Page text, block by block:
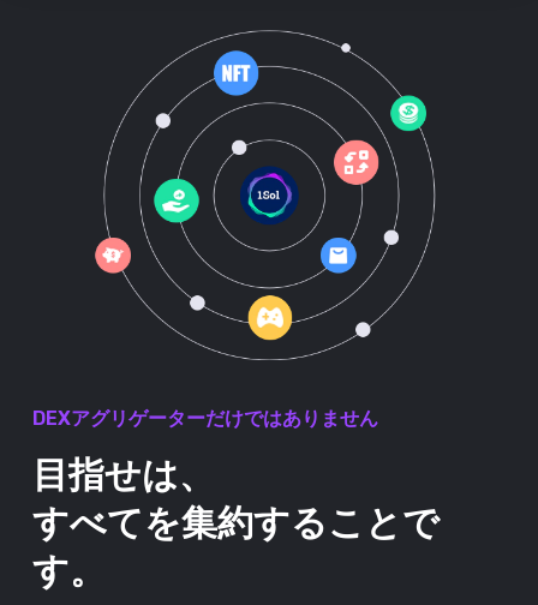
DEXアグリゲーターだけではありません
目指せは、
すべてを集約することで
す。